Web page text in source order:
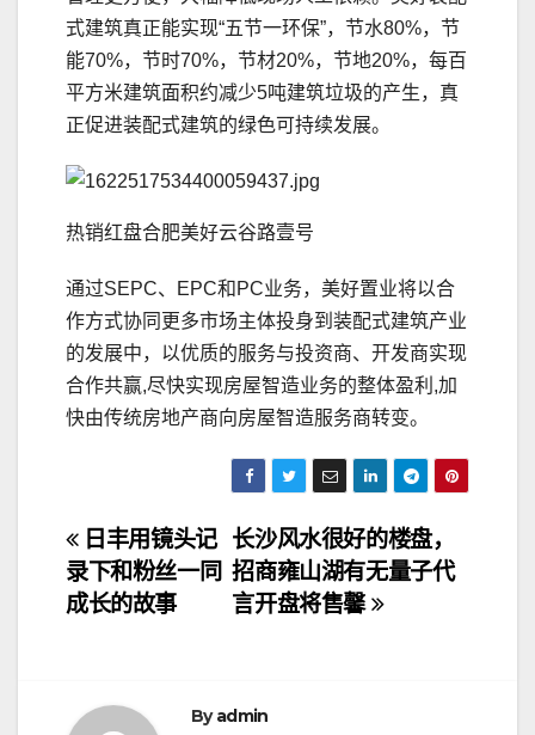
式建筑真正能实现“五节一环保”，节水80%，节
能70%，节时70%，节材20%，节地20%，每百
平方米建筑面积约减少5吨建筑垃圾的产生，真
正促进装配式建筑的绿色可持续发展。
热销红盘合肥美好云谷路壹号
通过SEPC、EPC和PC业务，美好置业将以合
作方式协同更多市场主体投身到装配式建筑产业
的发展中，以优质的服务与投资商、开发商实现
合作共赢,尽快实现房屋智造业务的整体盈利,加
快由传统房地产商向房屋智造服务商转变。
文
章
航
长沙风水很好的楼盘，
招商雍山湖有无量子代
言开盘将售馨
日丰用镜头记
录下和粉丝一同
成长的故事
Byadmin